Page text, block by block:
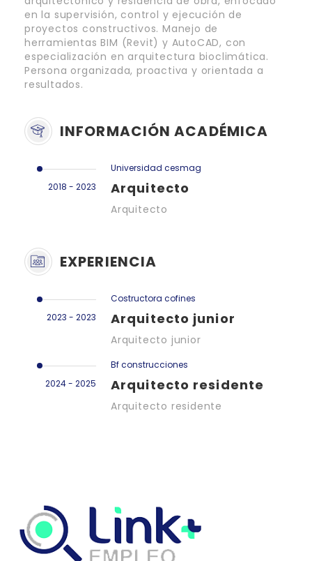
en la supervisión, control y ejecución de
proyectos constructivos. Manejo de
herramientas BIM (Revit) y AutoCAD, con
especialización en arquitectura bioclimática.
Persona organizada, proactiva y orientada a
resultados.
INFORMACIÓN ACADÉMICA
2018 - 2023
Universidad cesmag
Arquitecto
Arquitecto
EXPERIENCIA
2023 - 2023
Costructora cofines
Arquitecto junior
Arquitecto junior
2024 - 2025
Bf construcciones
Arquitecto residente
Arquitecto residente